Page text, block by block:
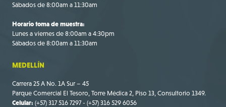
Sábados de 8:00am a 11:30am
Horario toma de muestra:
Lunes a viernes de 8:00am a 4:30pm
Sábados de 8:00am a 11:30am
MEDELLÍN
Carrera 25 A No. 1A Sur – 45
Parque Comercial El Tesoro, Torre Médica 2, Piso 13, Consultorio 1349.
Celular: (+57) 317 516 7297 - (+57) 316 529 6056